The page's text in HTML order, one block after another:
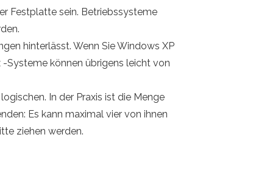
Festplatte sein. Betriebssysteme
hinterlässt. Wenn Sie Windows XP
-Systeme können übrigens leicht von
In der Praxis ist die Menge
Es kann maximal vier von ihnen
ziehen werden.